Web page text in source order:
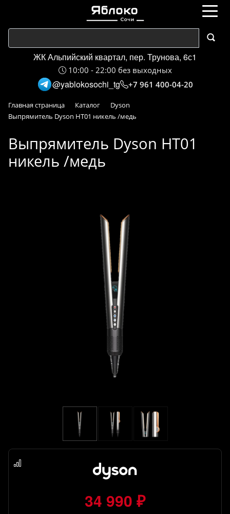
ЖК Альпийский квартал, пер. Трунова, 6с1
10:00 - 22:00 без выходных
@yablokosochi_tg +7 961 400-04-20
Главная страница Каталог
Dyson
Выпрямитель Dyson HT01 никель /медь
Выпрямитель Dyson HT01
никель /медь
34 990 ₽